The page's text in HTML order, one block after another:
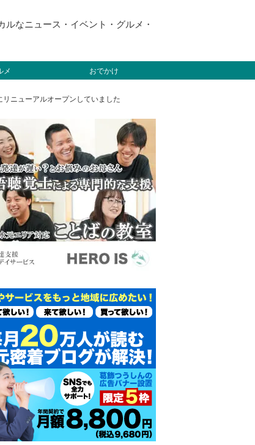
なニュース・イベント・グルメ・
メ おでかけ
リニューアルオープンしていました